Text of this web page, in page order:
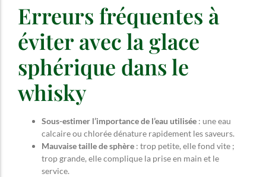
Erreurs fréquentes à
éviter avec la glace
sphérique dans le
whisky
Sous-estimer l’importance de l’eau utilisée : une eau
calcaire ou chlorée dénature rapidement les saveurs.
Mauvaise taille de sphère : trop petite, elle fond vite ;
trop grande, elle complique la prise en main et le
service.